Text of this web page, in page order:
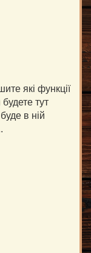
які функції
тут
в ній